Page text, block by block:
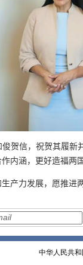
贺信，祝贺其履
内涵，更好造福两
产力发展，愿推
中华人民共